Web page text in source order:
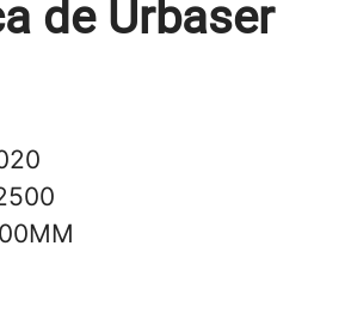
de Urbaser